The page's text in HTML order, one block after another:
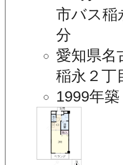
市バス稲
分
愛知県名
稲永２丁
1999年築